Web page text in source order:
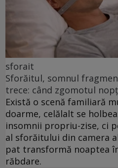
sforait
Sforăitul, somnul
trece: când zgomotul
Există o scenă familiară
doarme, celălalt se
insomnii propriu-zise, ci
al sforăitului din camera
pat transformă noaptea
răbdare.